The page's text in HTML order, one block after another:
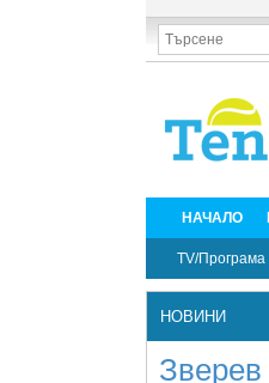
НАЧАЛО
TV/Програма
НОВИНИ